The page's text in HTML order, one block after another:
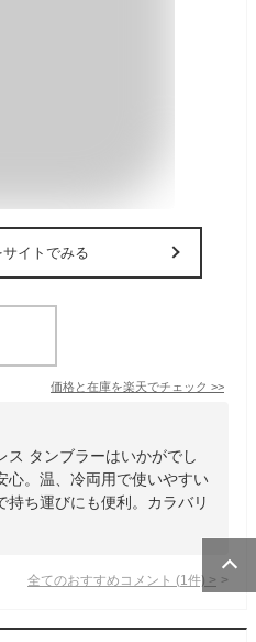
サイトでみる
価格と在庫を楽天でチェック >>
ス タンブラーはいかがでし
心。温、冷両用で使いやすい
持ち運びにも便利。カラバリ
全てのおすすめコメント (1 件) >